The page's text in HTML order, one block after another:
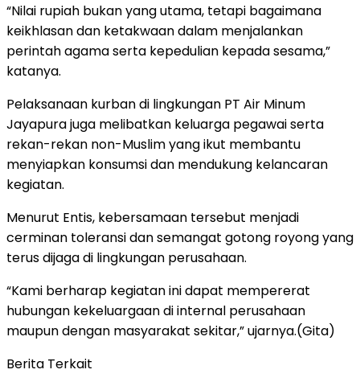
“Nilai rupiah bukan yang utama, tetapi bagaimana
keikhlasan dan ketakwaan dalam menjalankan
perintah agama serta kepedulian kepada sesama,”
katanya.
Pelaksanaan kurban di lingkungan PT Air Minum
Jayapura juga melibatkan keluarga pegawai serta
rekan-rekan non-Muslim yang ikut membantu
menyiapkan konsumsi dan mendukung kelancaran
kegiatan.
Menurut Entis, kebersamaan tersebut menjadi
cerminan toleransi dan semangat gotong royong yang
terus dijaga di lingkungan perusahaan.
“Kami berharap kegiatan ini dapat mempererat
hubungan kekeluargaan di internal perusahaan
maupun dengan masyarakat sekitar,” ujarnya.(Gita)
Berita Terkait